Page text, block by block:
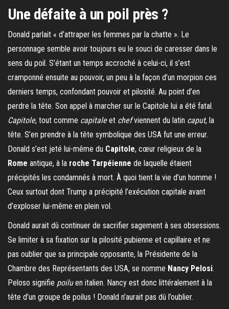
Une défaite à un poil près ?
Donald parlait « d’attraper les femmes par la chatte ». Le
personnage semble avoir toujours eu le souci de caresser dans le
sens du poil. S’étant un temps accroché à celui-ci, il s’est
cramponné ensuite au pouvoir, un peu à la façon d’un morpion ces
derniers temps, confondant pouvoir et pilosité. Au point d’en
perdre la tête. Son appel à marcher sur le Capitole lui a été fatal.
Capitole, tout comme capitaleet chefviennent du latin caput, la
tête. S’en prendre à la tête symbolique des USA fut une erreur.
Donald s’est jeté lui-même du Capitole, cœur religieux de la
Rome antique, à la roche Tarpéienne de laquelle étaient
précipités les condamnés à mort. À quoi tient la vie d’un homme !
Ceux surtout dont Trump a précipité l’exécution capitale avant
d’exploser lui-même en plein vol.
Donald aurait dû continuer de sacrifier sagement à ses obsessions.
Se limiter à sa fixation sur la pilosité pubienne et capillaire et ne
pas oublier que sa principale opposante, la Présidente de la
Chambre des Représentants des USA, se nomme Nancy Pelosi.
Peloso signifie poiluen italien. Nancy est donc littéralement à la
tête d’un groupe de poilus ! Donald n’aurait pas dû l’oublier.